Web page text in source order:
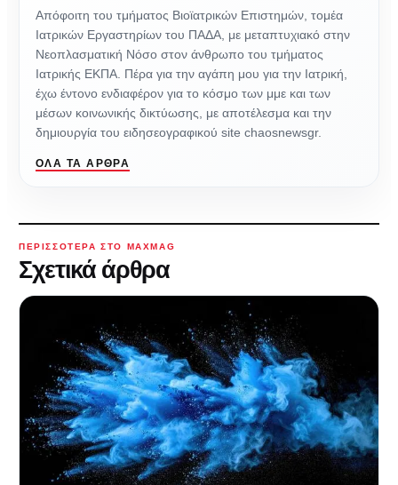
Απόφοιτη του τμήματος Βιοϊατρικών Επιστημών, τομέα
Ιατρικών Εργαστηρίων του ΠΑΔΑ, με μεταπτυχιακό στην
Νεοπλασματική Νόσο στον άνθρωπο του τμήματος
Ιατρικής ΕΚΠΑ. Πέρα για την αγάπη μου για την Ιατρική,
έχω έντονο ενδιαφέρον για το κόσμο των μμε και των
μέσων κοινωνικής δικτύωσης, με αποτέλεσμα και την
δημιουργία του ειδησεογραφικού site chaosnewsgr.
ΌΛΑ ΤΑ ΆΡΘΡΑ
ΠΕΡΙΣΣΌΤΕΡΑ ΣΤΟ MAXMAG
Σχετικά άρθρα